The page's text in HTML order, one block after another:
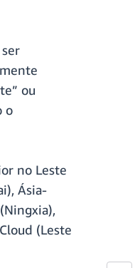
ou
o
no Leste
Ásia-
(Leste